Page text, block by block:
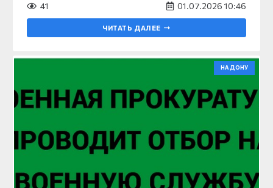
41
01.07.2026 10:46
ЧИТАТЬ ДАЛЕЕ
НА ДОНУ